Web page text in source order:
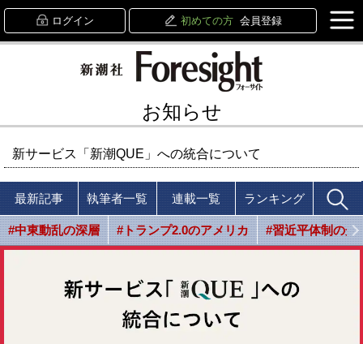
ログイン 初めての方 会員登録
お知らせ
新サービス「新潮QUE」への統合について
最新記事 執筆者一覧 連載一覧 ランキング
#中東動乱の深層 #トランプ2.0のアメリカ #習近平体制の光